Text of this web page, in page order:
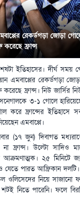
রেকর্ডগড়া জোড়া
ফ্রান্স
ইতিহাসের। দীর্ঘ সময়
এমবাপ্পের রেকর্ডগড়া
ফ্রান্স। নিউ জার্সির
৩-১ গোলে হারিয়েছে
ফ্রান্সের ইতিহাসে
এমবাপ্পে।
(১৭ জুন) দিবাগত
না ফ্রান্স। উল্টো সাদিও
আক্রমণাত্মক। ২৫ মিনিটে
যেতে পারত আফ্রিকান
ওলিসেদের নিয়ে
শটই নিতে পারেনি। ফলে